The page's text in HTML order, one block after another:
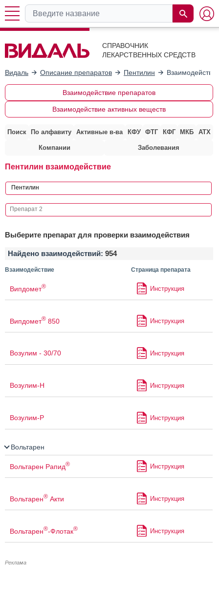
СПРАВОЧНИК
ЛЕКАРСТВЕННЫХ СРЕДСТВ
Видаль Описание препаратов Пентилин
Взаимодействие препаратов
Взаимодействие активных веществ
Поиск По алфавиту Активные в-ва КФУ ФТГ КФГ МКБ АТХ
Компании Заболевания
Пентилин взаимодействие
Выберите препарат для проверки взаимодействия
Найдено взаимодействий: 954
Взаимодействие Страница препарата
Випдомет® Инструкция
Випдомет® 850 Инструкция
Возулим - 30/70 Инструкция
Возулим-Н Инструкция
Возулим-Р Инструкция
Вольтарен
Вольтарен Рапид® Инструкция
Вольтарен® Акти Инструкция
Вольтарен®-Флотак® Инструкция
Реклама